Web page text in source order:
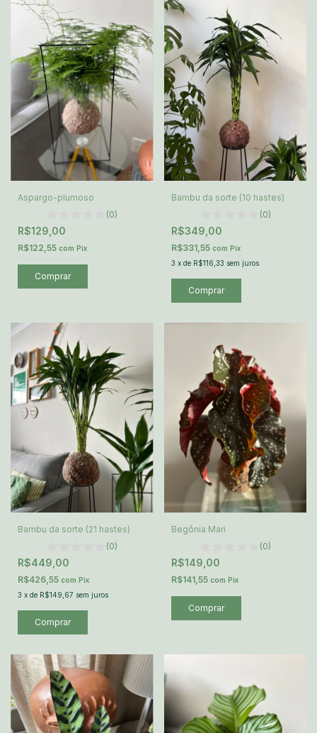
Aspargo-plumoso
(0)
R$129,00
R$122,55 com Pix
Bambu da sorte (10 hastes)
(0)
R$349,00
R$331,55 com Pix
3 x de R$116,33 sem juros
Bambu da sorte (21 hastes)
(0)
R$449,00
R$426,55 com Pix
3 x de R$149,67 sem juros
Begônia Mari
(0)
R$149,00
R$141,55 com Pix